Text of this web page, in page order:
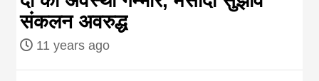
magazine of
Nepal brings
संकलन अवरुद्ध
11 years ago